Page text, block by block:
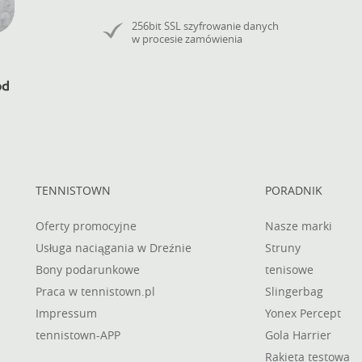
256bit SSL szyfrowanie danych
w procesie zamówienia
TENNISTOWN
Oferty promocyjne
Usługa naciągania w Dreźnie
Bony podarunkowe
Praca w tennistown.pl
Impressum
tennistown-APP
PORADNIK
Nasze marki
Struny
tenisowe
Slingerbag
Yonex Percept
Gola Harrier
Rakieta testowa